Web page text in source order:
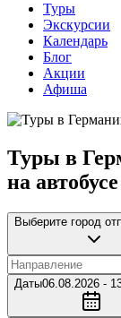
Туры
Экскурсии
Календарь
Блог
Акции
Афиша
Туры в
на автобусе
Выберите город
Даты06.08.2026 -